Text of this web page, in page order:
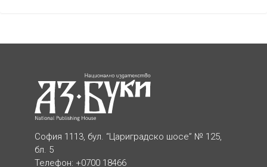
София 1113, бул. “Цариградско шосе” № 125,
бл. 5
Телефон: +0700 18466